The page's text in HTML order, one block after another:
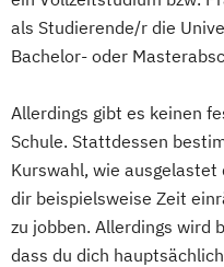
als Studierende/r die
Bachelor- oder
Allerdings gibt es keinen
Schule. Stattdessen
Kurswahl, wie ausgelastet
dir beispielsweise Zeit
zu jobben. Allerdings wird
dass du dich